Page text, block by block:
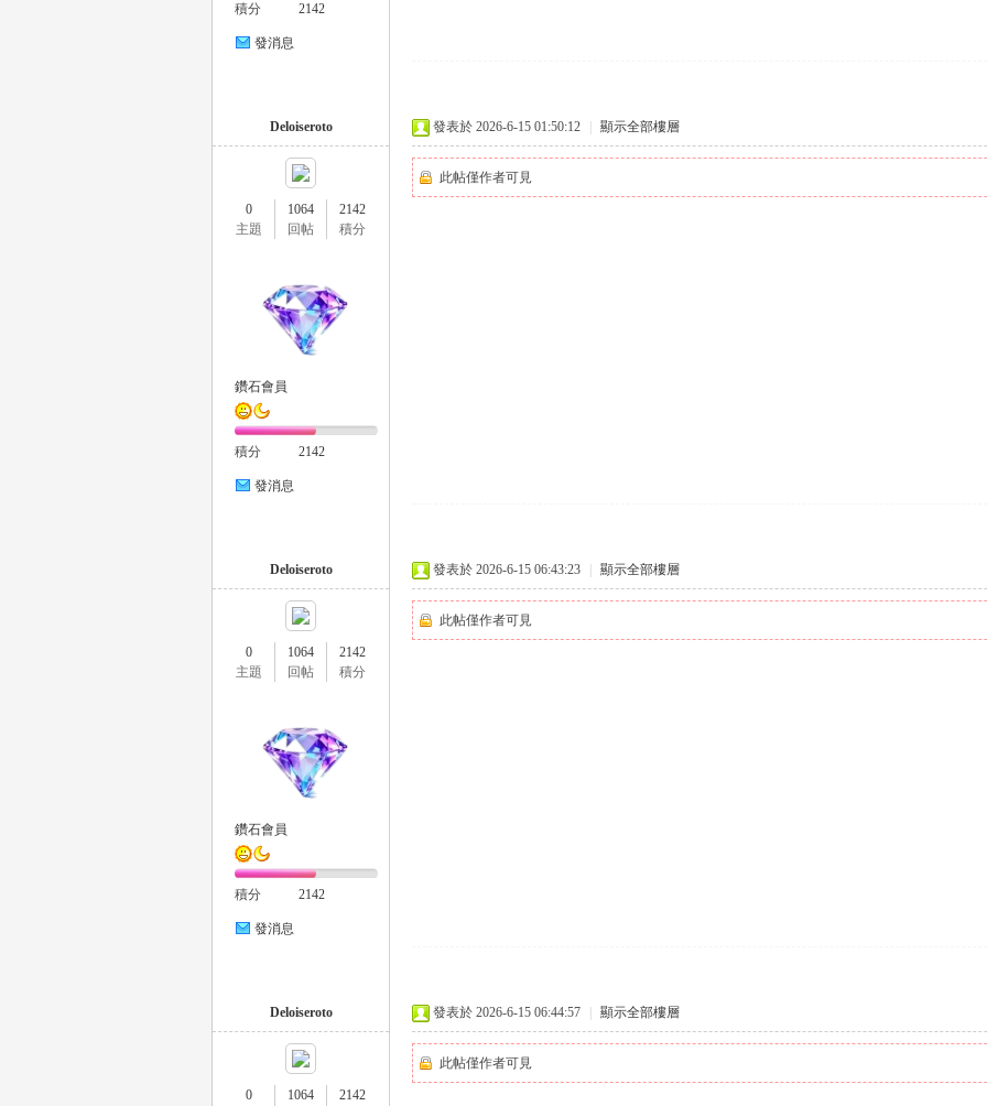
積分 2142
發消息
Deloiseroto
0
主題
1064
回帖
2142
積分
鑽石會員
積分 2142
發消息
發表於 2026-6-15 01:50:12 顯示全部樓層
此帖僅作者可見
Deloiseroto
0
主題
1064
回帖
2142
積分
鑽石會員
積分 2142
發消息
發表於 2026-6-15 06:43:23 顯示全部樓層
此帖僅作者可見
Deloiseroto
0
1064
2142
發表於 2026-6-15 06:44:57 顯示全部樓層
此帖僅作者可見